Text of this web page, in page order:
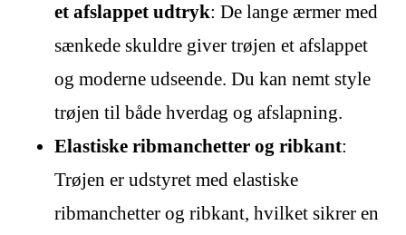
et afslappet udtryk: De lange ærmer med
sænkede skuldre giver trøjen et afslappet
og moderne udseende. Du kan nemt style
trøjen til både hverdag og afslapning.
Elastiske ribmanchetter og ribkant:
Trøjen er udstyret med elastiske
ribmanchetter og ribkant, hvilket sikrer en